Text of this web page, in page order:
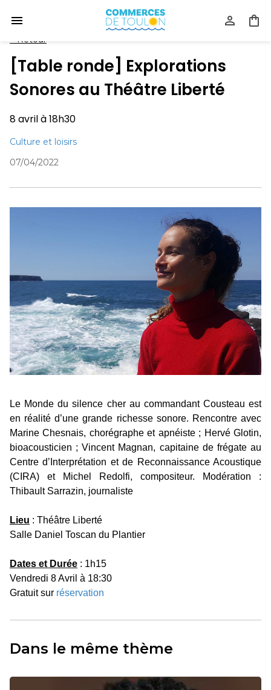
Retour
[Table ronde] Explorations
Sonores au Théâtre Liberté
8 avril à 18h30
Culture et loisirs
07/04/2022
Le Monde du silence cher au commandant Cousteau est
en réalité d’une grande richesse sonore. Rencontre avec
Marine Chesnais, chorégraphe et apnéiste ; Hervé Glotin,
bioacousticien ; Vincent Magnan, capitaine de frégate au
Centre d’Interprétation et de Reconnaissance Acoustique
(CIRA) et Michel Redolfi, compositeur. Modération :
Thibault Sarrazin, journaliste
Lieu : Théâtre Liberté
Salle Daniel Toscan du Plantier
Dates et Durée : 1h15
Vendredi 8 Avril à 18:30
Gratuit sur réservation
Dans le même thème